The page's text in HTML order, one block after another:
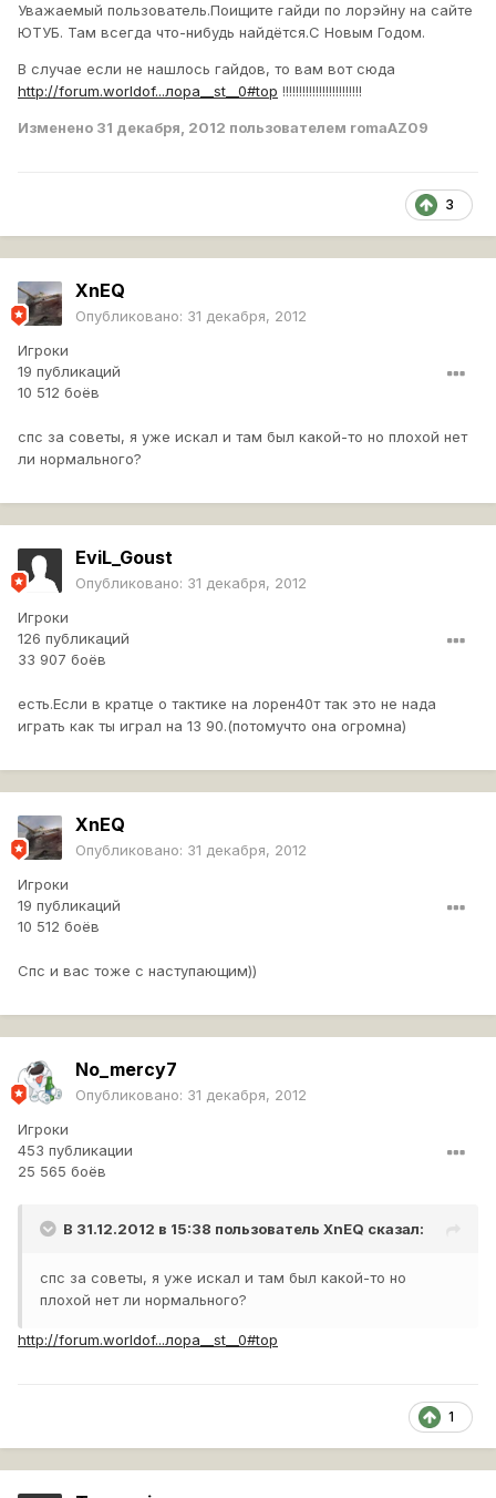
Уважаемый пользователь.Поищите гайди по лорэйну на сайте
ЮТУБ. Там всегда что-нибудь найдётся.С Новым Годом.
В случае если не нашлось гайдов, то вам вот сюда
http://forum.worldof...лора__st__0#top !!!!!!!!!!!!!!!!!!!!!!!!
Изменено 31 декабря, 2012 пользователем romaAZ09
3
XnEQ
Опубликовано: 31 декабря, 2012
Игроки
19 публикаций
10 512 боёв
спс за советы, я уже искал и там был какой-то но плохой нет
ли нормального?
EviL_Goust
Опубликовано: 31 декабря, 2012
Игроки
126 публикаций
33 907 боёв
есть.Если в кратце о тактике на лорен40т так это не нада
играть как ты играл на 13 90.(потомучто она огромна)
XnEQ
Опубликовано: 31 декабря, 2012
Игроки
19 публикаций
10 512 боёв
Спс и вас тоже с наступающим))
No_mercy7
Опубликовано: 31 декабря, 2012
Игроки
453 публикации
25 565 боёв
В 31.12.2012 в 15:38 пользователь XnEQ сказал:
спс за советы, я уже искал и там был какой-то но
плохой нет ли нормального?
http://forum.worldof...лора__st__0#top
1